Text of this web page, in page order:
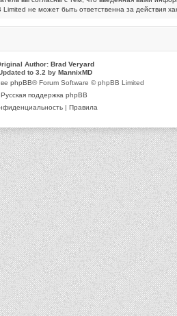
не может быть ответственна за действия
Author: Brad Veryard
to 3.2 by MannixMD
phpBB® Forum Software © phpBB Limited
Русская поддержка phpBB
| Правила